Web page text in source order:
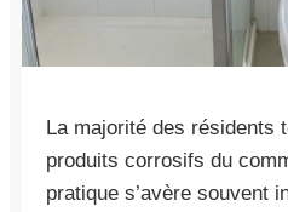
La majorité des résidents
produits corrosifs du
pratique s’avère souvent